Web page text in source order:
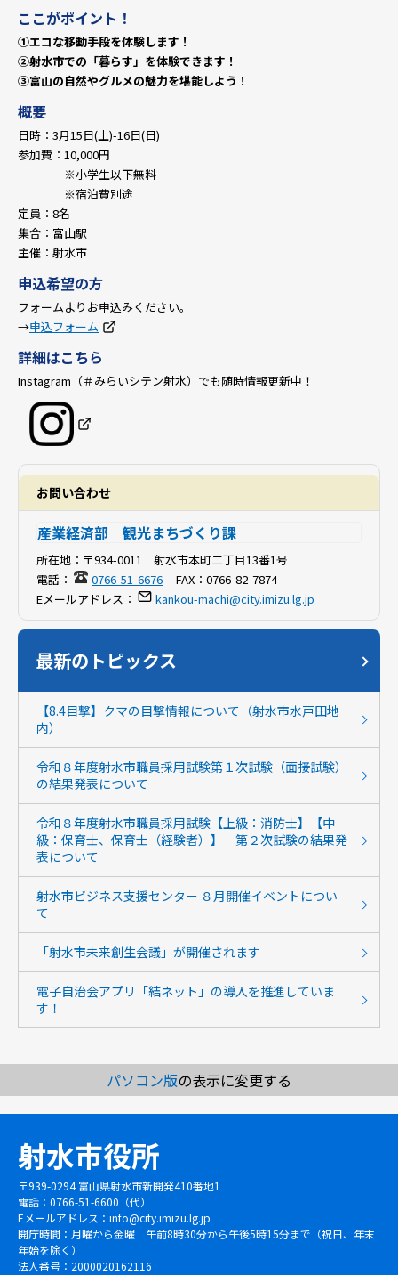
ここがポイント！
①エコな移動手段を体験します！
②射水市での「暮らす」を体験できます！
③富山の自然やグルメの魅力を堪能しよう！
概要
日時：3月15日(土)-16日(日)
参加費：10,000円
※小学生以下無料
※宿泊費別途
定員：8名
集合：富山駅
主催：射水市
申込希望の方
フォームよりお申込みください。
→申込フォーム
詳細はこちら
Instagram（＃みらいシテン射水）でも随時情報更新中！
お問い合わせ
産業経済部 観光まちづくり課
所在地： 〒934-0011 射水市本町二丁目13番1号
電話：
0766-51-6676 FAX： 0766-82-7874
Eメールアドレス：
kankou-machi@city.imizu.lg.jp
最新のトピックス
【8.4目撃】クマの目撃情報について（射水市水戸田地
内）
令和８年度射水市職員採用試験第１次試験（面接試験）
の結果発表について
令和８年度射水市職員採用試験【上級：消防士】【中
級：保育士、保育士（経験者）】 第２次試験の結果発
表について
射水市ビジネス支援センター ８月開催イベントについ
て
「射水市未来創生会議」が開催されます
電子自治会アプリ「結ネット」の導入を推進していま
す！
パソコン版の表示に変更する
射水市役所
〒939-0294 富山県射水市新開発410番地1
電話：0766-51-6600（代）
Eメールアドレス： info@city.imizu.lg.jp
開庁時間：月曜から金曜 午前8時30分から午後5時15分まで（祝日、年末
年始を除く）
法人番号：2000020162116